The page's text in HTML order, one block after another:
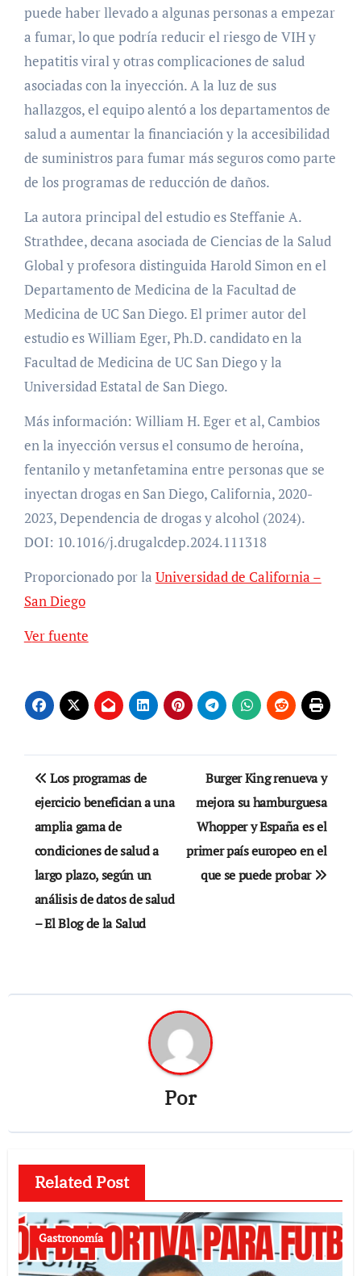
puede haber llevado a algunas personas a empezar
a fumar, lo que podría reducir el riesgo de VIH y
hepatitis viral y otras complicaciones de salud
asociadas con la inyección. A la luz de sus
hallazgos, el equipo alentó a los departamentos de
salud a aumentar la financiación y la accesibilidad
de suministros para fumar más seguros como parte
de los programas de reducción de daños.
La autora principal del estudio es Steffanie A.
Strathdee, decana asociada de Ciencias de la Salud
Global y profesora distinguida Harold Simon en el
Departamento de Medicina de la Facultad de
Medicina de UC San Diego. El primer autor del
estudio es William Eger, Ph.D. candidato en la
Facultad de Medicina de UC San Diego y la
Universidad Estatal de San Diego.
Más información: William H. Eger et al, Cambios
en la inyección versus el consumo de heroína,
fentanilo y metanfetamina entre personas que se
inyectan drogas en San Diego, California, 2020-
2023, Dependencia de drogas y alcohol (2024).
DOI: 10.1016/j.drugalcdep.2024.111318
Proporcionado por la Universidad de California –
San Diego
Ver fuente
Navegación
de
entradas
Los programas de
ejercicio benefician a una
amplia gama de
condiciones de salud a
largo plazo, según un
análisis de datos de salud
– El Blog de la Salud
Burger King renueva y
mejora su hamburguesa
Whopper y España es el
primer país europeo en el
que se puede probar
Por
Related Post
Gastronomía